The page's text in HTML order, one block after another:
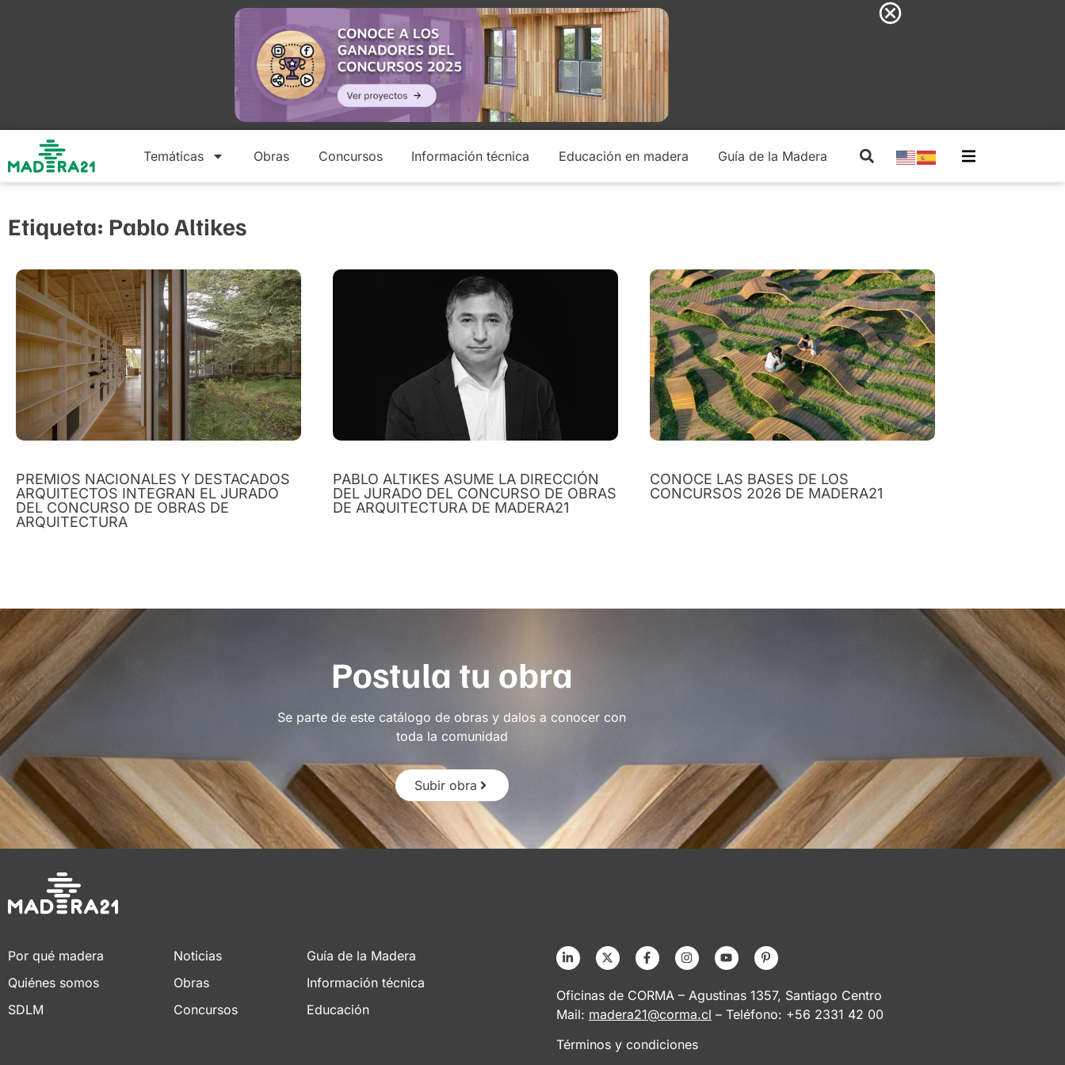
Temáticas Obras Concursos Información técnica Educación en madera Guía de la Madera
Etiqueta: Pablo Altikes
PREMIOS NACIONALES Y DESTACADOS
ARQUITECTOS INTEGRAN EL JURADO
DEL CONCURSO DE OBRAS DE
ARQUITECTURA
PABLO ALTIKES ASUME LA DIRECCIÓN
DEL JURADO DEL CONCURSO DE OBRAS
DE ARQUITECTURA DE MADERA21
CONOCE LAS BASES DE LOS
CONCURSOS 2026 DE MADERA21
Postula tu obra
Se parte de este catálogo de obras y dalos a conocer con
toda la comunidad
Subir obra
Por qué madera
Quiénes somos
SDLM
Noticias
Obras
Concursos
Guía de la Madera
Información técnica
Educación
Oficinas de CORMA – Agustinas 1357, Santiago Centro
Mail: madera21@corma.cl – Teléfono: +56 2331 42 00
Términos y condiciones